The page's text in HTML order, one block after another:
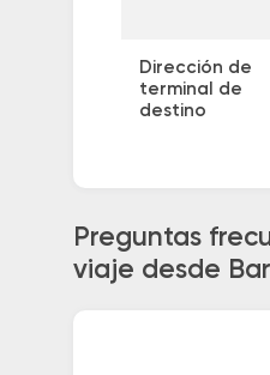
Dirección de
terminal de
destino
Preguntas
viaje desde